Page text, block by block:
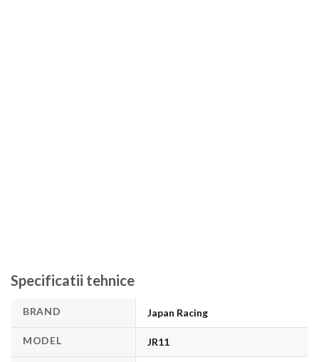
Specificatii tehnice
BRAND Japan Racing
MODEL JR11